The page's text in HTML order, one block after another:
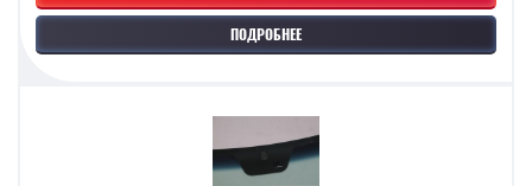
ПОДРОБНЕЕ